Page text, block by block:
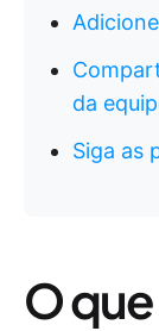
da
Siga as
O